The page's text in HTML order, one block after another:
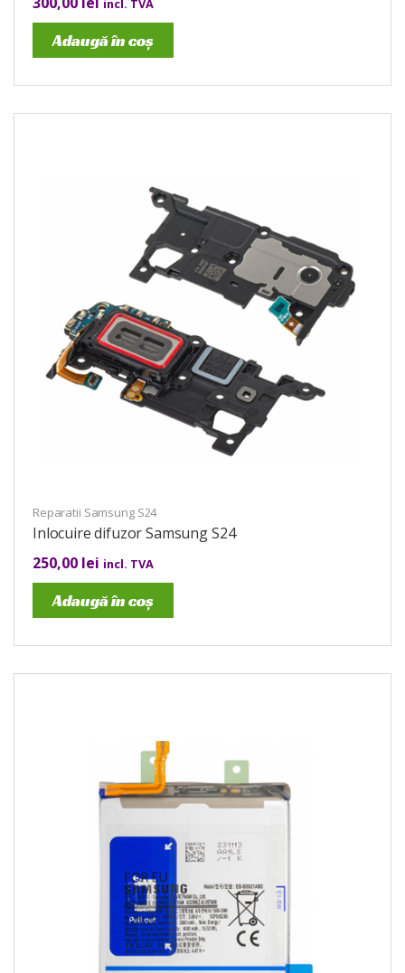
incl. TVA
Adaugă în coș
Reparatii Samsung S24
Inlocuire difuzor Samsung S24
250,00 lei incl. TVA
Adaugă în coș